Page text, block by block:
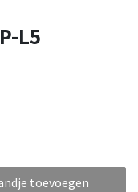
L5
toevoegen